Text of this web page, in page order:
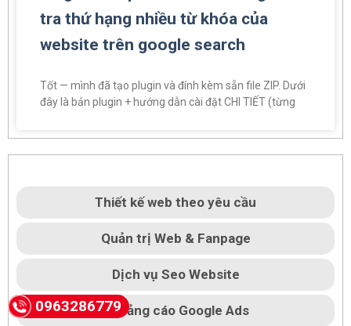
tra thứ hạng nhiều từ khóa của
website trên google search
Tốt — mình đã tạo plugin và đính kèm sẵn file ZIP. Dưới
đây là bản plugin + hướng dẫn cài đặt CHI TIẾT (từng
Thiết kế web theo yêu cầu
Quản trị Web & Fanpage
Dịch vụ Seo Website
Quảng cáo Google Ads
0963286779